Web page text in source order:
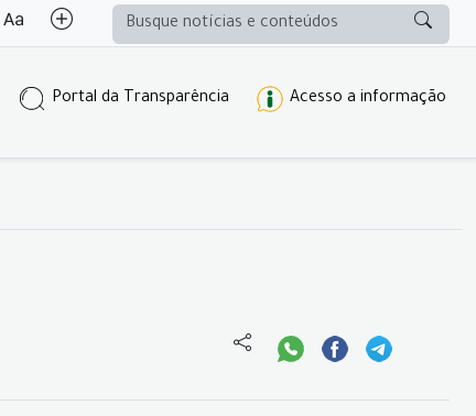
Portal da Transparência Acesso a informação